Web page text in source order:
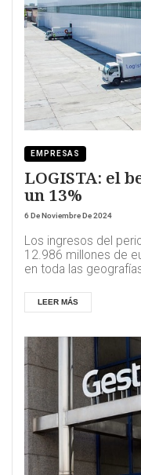
EMPRESAS
LOGISTA: el
un 13%
6 De Noviembre De 2024
Los ingresos del
12.986 millones de
en toda las
LEER MÁS